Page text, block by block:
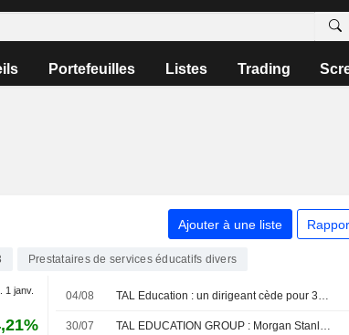
Portefeuilles Listes Trading
Ajouter à une liste
Prestataires de services éducatifs divers
1 janv. 04/08 TAL Education : un dirigeant cède pour 368 430 $ d'actions, selon un document de la SEC
30/07 TAL EDUCATION GROUP : Morgan Stanley favorable sur le dossier